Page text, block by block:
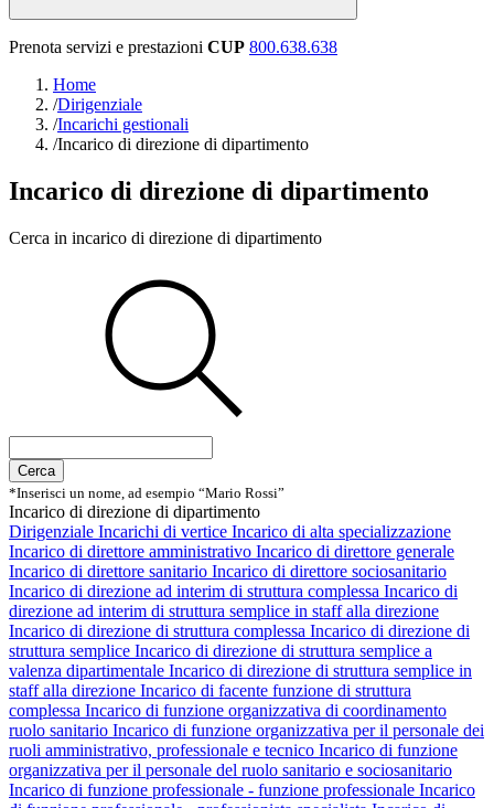
Prenota servizi e prestazioni CUP 800.638.638
Home
/Dirigenziale
/Incarichi gestionali
/Incarico di direzione di dipartimento
Incarico di direzione di dipartimento
Cerca in incarico di direzione di dipartimento
Cerca
*Inserisci un nome, ad esempio “Mario Rossi”
Incarico di direzione di dipartimento
Dirigenziale Incarichi di vertice Incarico di alta specializzazione
Incarico di direttore amministrativo Incarico di direttore generale
Incarico di direttore sanitario Incarico di direttore sociosanitario
Incarico di direzione ad interim di struttura complessa Incarico di
direzione ad interim di struttura semplice in staff alla direzione
Incarico di direzione di struttura complessa Incarico di direzione di
struttura semplice Incarico di direzione di struttura semplice a
valenza dipartimentale Incarico di direzione di struttura semplice in
staff alla direzione Incarico di facente funzione di struttura
complessa Incarico di funzione organizzativa di coordinamento
ruolo sanitario Incarico di funzione organizzativa per il personale dei
ruoli amministrativo, professionale e tecnico Incarico di funzione
organizzativa per il personale del ruolo sanitario e sociosanitario
Incarico di funzione professionale - funzione professionale Incarico